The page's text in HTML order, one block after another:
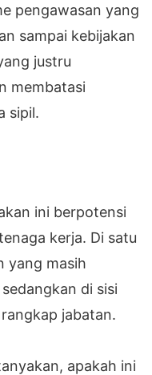
pengawasan yang
sampai kebijakan
justru
membatasi
sipil.
ini berpotensi
kerja. Di satu
yang masih
di sisi
jabatan.
apakah ini